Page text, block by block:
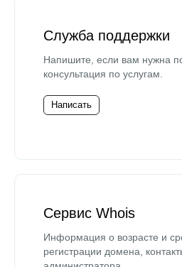
Служба поддержки
Напишите, если вам нужна
консультация по услугам.
Написать
Сервис Whois
Информация о возрасте и
регистрации домена,